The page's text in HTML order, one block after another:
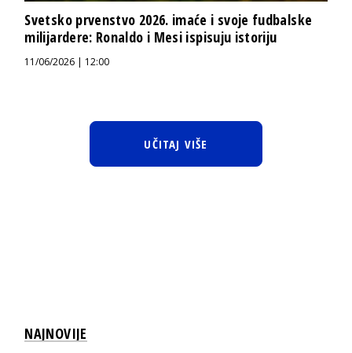
Svetsko prvenstvo 2026. imaće i svoje fudbalske
milijardere: Ronaldo i Mesi ispisuju istoriju
11/06/2026 | 12:00
UČITAJ VIŠE
NAJNOVIJE